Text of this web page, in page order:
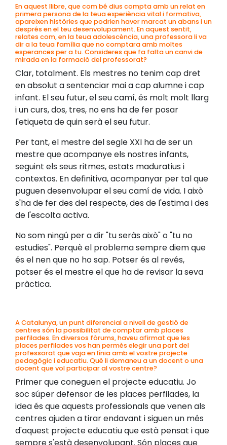
En aquest llibre, que com bé dius compta amb un relat en
primera persona de la teua experiència vital i formativa,
apareixen històries que podrien haver marcat un abans i un
després en el teu desenvolupament. En aquest sentit,
relates com, en la teua adolescència, una professora li va
dir a la teua família que no comptara amb moltes
esperances per a tu. Consideres que fa falta un canvi de
mirada en la formació del professorat?
Clar, totalment. Els mestres no tenim cap dret
en absolut a sentenciar mai a cap alumne i cap
infant. El seu futur, el seu camí, és molt molt llarg
i un curs, dos, tres, no ens ha de fer posar
l'etiqueta de quin serà el seu futur.
Per tant, el mestre del segle XXI ha de ser un
mestre que acompanye els nostres infants,
seguint els seus ritmes, estats maduratius i
contextos. En definitiva, acompanyar per tal que
puguen desenvolupar el seu camí de vida. I això
s'ha de fer des del respecte, des de l'estima i des
de l'escolta activa.
No som ningú per a dir "tu seràs això" o "tu no
estudies". Perquè el problema sempre diem que
és el nen que no ho sap. Potser és al revés,
potser és el mestre el que ha de revisar la seva
pràctica.
A Catalunya, un punt diferencial a nivell de gestió de
centres són la possibilitat de comptar amb places
perfilades. En diversos fòrums, haveu afirmat que les
places perfilades vos han permès elegir una part del
professorat que vaja en línia amb el vostre projecte
pedagògic i educatiu. Què li demaneu a un docent o una
docent que vol participar al vostre centre?
Primer que coneguen el projecte educatiu. Jo
soc súper defensor de les places perfilades, la
idea és que aquests professionals que venen als
centres ajuden a tirar endavant i siguen un més
d'aquest projecte educatiu que està pensat i que